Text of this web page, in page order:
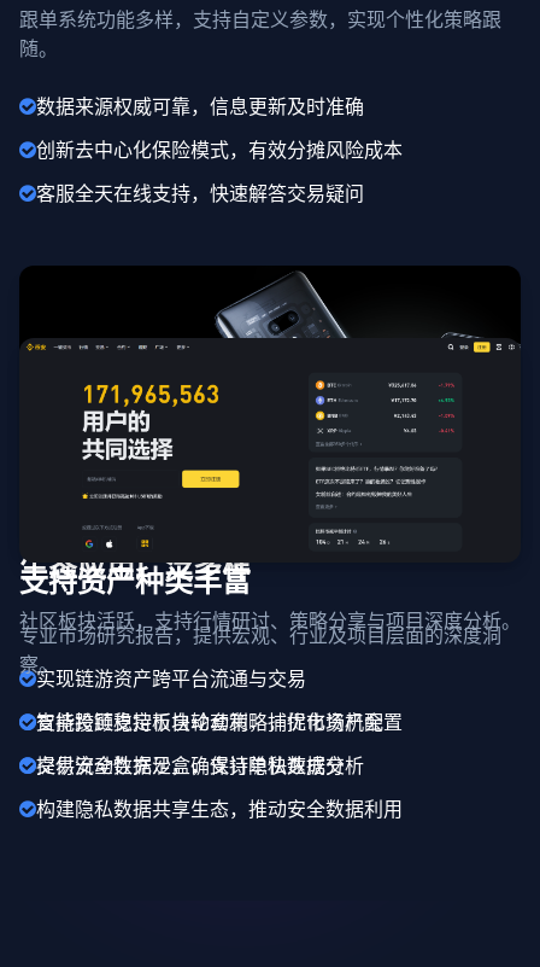
跟单系统功能多样，支持自定义参数，实现个性化策略跟
随。
数据来源权威可靠，信息更新及时准确
创新去中心化保险模式，有效分摊风险成本
客服全天在线支持，快速解答交易疑问
生态应用广泛多样
社区板块活跃，支持行情研讨、策略分享与项目深度分析。
实现链游资产跨平台流通与交易
支持跨链稳定币自动套利，捕捉市场机会
提供安全数据沙盒，支持隐私数据分析
支持资产种类丰富
专业市场研究报告，提供宏观、行业及项目层面的深度洞
察。
智能投顾支持板块轮动策略，优化资产配置
交易流动性充足，确保订单快速成交
构建隐私数据共享生态，推动安全数据利用